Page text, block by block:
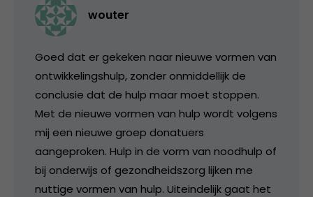
wouter
Goed dat er gekeken naar nieuwe vormen van
ontwikkelingshulp, zonder onmiddellijk de
conclusie dat de hulp maar moet stoppen.
Met de nieuwe vormen van hulp wordt volgens
mij een nieuwe groep donatuers
aangeproken. Hulp in de vorm van noodhulp of
bij onderwijs of gezondheidszorg lijken me
nuttige vormen van hulp. Uiteindelijk gaat het